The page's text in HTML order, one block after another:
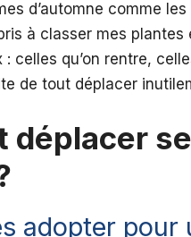
d’automne comme
à classer mes
celles qu’on rentre,
de tout déplacer
déplacer
adopter